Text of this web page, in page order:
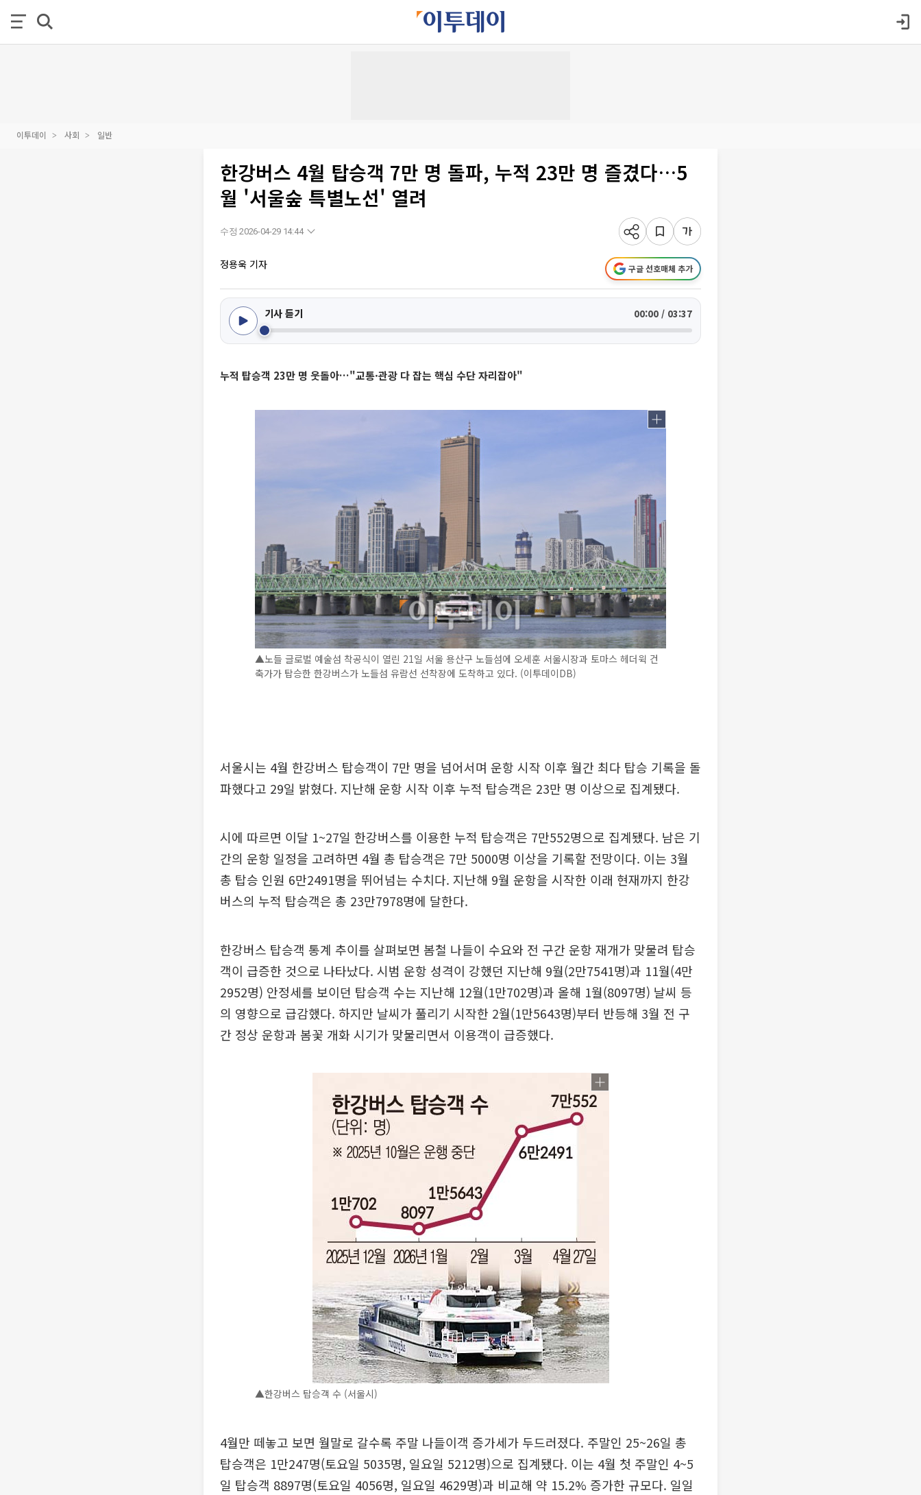
이투데이 사회 일반
한강버스 4월 탑승객 7만 명 돌파, 누적 23만 명 즐겼다…5
월 '서울숲 특별노선' 열려
수정 2026-04-29 14:44
정용욱 기자 구글 선호매체 추가
기사 듣기 00:00 / 03:37
누적 탑승객 23만 명 웃돌아…"교통·관광 다 잡는 핵심 수단 자리잡아"
▲노들 글로벌 예술섬 착공식이 열린 21일 서울 용산구 노들섬에 오세훈 서울시장과 토마스 헤더윅 건
축가가 탑승한 한강버스가 노들섬 유람선 선착장에 도착하고 있다. (이투데이DB)
서울시는 4월 한강버스 탑승객이 7만 명을 넘어서며 운항 시작 이후 월간 최다 탑승 기록을 돌
파했다고 29일 밝혔다. 지난해 운항 시작 이후 누적 탑승객은 23만 명 이상으로 집계됐다.
시에 따르면 이달 1~27일 한강버스를 이용한 누적 탑승객은 7만552명으로 집계됐다. 남은 기
간의 운항 일정을 고려하면 4월 총 탑승객은 7만 5000명 이상을 기록할 전망이다. 이는 3월
총 탑승 인원 6만2491명을 뛰어넘는 수치다. 지난해 9월 운항을 시작한 이래 현재까지 한강
버스의 누적 탑승객은 총 23만7978명에 달한다.
한강버스 탑승객 통계 추이를 살펴보면 봄철 나들이 수요와 전 구간 운항 재개가 맞물려 탑승
객이 급증한 것으로 나타났다. 시범 운항 성격이 강했던 지난해 9월(2만7541명)과 11월(4만
2952명) 안정세를 보이던 탑승객 수는 지난해 12월(1만702명)과 올해 1월(8097명) 날씨 등
의 영향으로 급감했다. 하지만 날씨가 풀리기 시작한 2월(1만5643명)부터 반등해 3월 전 구
간 정상 운항과 봄꽃 개화 시기가 맞물리면서 이용객이 급증했다.
▲한강버스 탑승객 수 (서울시)
4월만 떼놓고 보면 월말로 갈수록 주말 나들이객 증가세가 두드러졌다. 주말인 25~26일 총
탑승객은 1만247명(토요일 5035명, 일요일 5212명)으로 집계됐다. 이는 4월 첫 주말인 4~5
일 탑승객 8897명(토요일 4056명, 일요일 4629명)과 비교해 약 15.2% 증가한 규모다. 일일